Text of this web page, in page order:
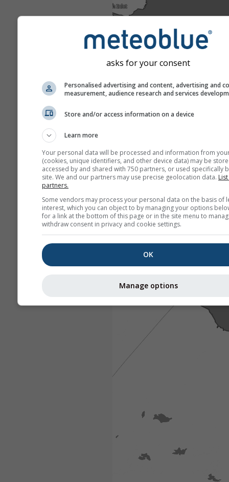
asks for your consent
Personalised advertising and content, advertising and
measurement, audience research and services
Store and/or access information on a device
Learn more
Your personal data will be processed and information from
(cookies, unique identifiers, and other device data) may be
accessed by and shared with 750 partners, or used specifically
site. We and our partners may use precise geolocation data.
partners.
Some vendors may process your personal data on the basis of
interest, which you can object to by managing your options
for a link at the bottom of this page or in the site menu to
withdraw consent in privacy and cookie settings.
OK
Manage options